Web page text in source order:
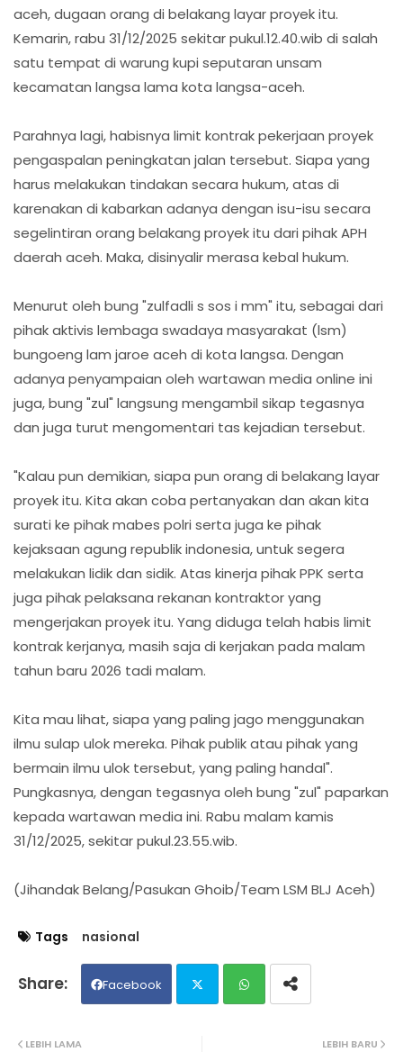
aceh, dugaan orang di belakang layar proyek itu.
Kemarin, rabu 31/12/2025 sekitar pukul.12.40.wib di salah
satu tempat di warung kupi seputaran unsam
kecamatan langsa lama kota langsa-aceh.
Parahnya lagi, habisnya limit kontrak pekerjaan proyek
pengaspalan peningkatan jalan tersebut. Siapa yang
harus melakukan tindakan secara hukum, atas di
karenakan di kabarkan adanya dengan isu-isu secara
segelintiran orang belakang proyek itu dari pihak APH
daerah aceh. Maka, disinyalir merasa kebal hukum.
Menurut oleh bung "zulfadli s sos i mm" itu, sebagai dari
pihak aktivis lembaga swadaya masyarakat (lsm)
bungoeng lam jaroe aceh di kota langsa. Dengan
adanya penyampaian oleh wartawan media online ini
juga, bung "zul" langsung mengambil sikap tegasnya
dan juga turut mengomentari tas kejadian tersebut.
"Kalau pun demikian, siapa pun orang di belakang layar
proyek itu. Kita akan coba pertanyakan dan akan kita
surati ke pihak mabes polri serta juga ke pihak
kejaksaan agung republik indonesia, untuk segera
melakukan lidik dan sidik. Atas kinerja pihak PPK serta
juga pihak pelaksana rekanan kontraktor yang
mengerjakan proyek itu. Yang diduga telah habis limit
kontrak kerjanya, masih saja di kerjakan pada malam
tahun baru 2026 tadi malam.
Kita mau lihat, siapa yang paling jago menggunakan
ilmu sulap ulok mereka. Pihak publik atau pihak yang
bermain ilmu ulok tersebut, yang paling handal".
Pungkasnya, dengan tegasnya oleh bung "zul" paparkan
kepada wartawan media ini. Rabu malam kamis
31/12/2025, sekitar pukul.23.55.wib.
(Jihandak Belang/Pasukan Ghoib/Team LSM BLJ Aceh)
Tags nasional
Facebook
LEBIH BARU
LEBIH LAMA